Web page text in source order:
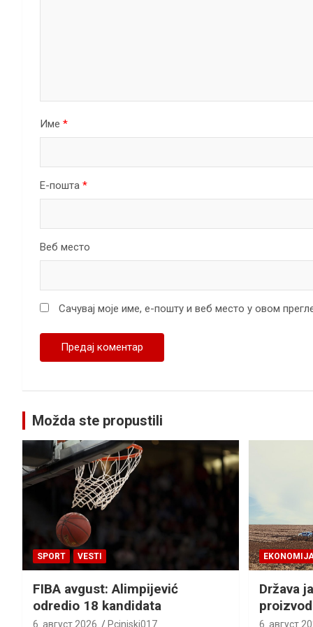
Име *
Е-пошта *
Веб место
Сачувај моје име, е-пошту и веб место у овом
Možda ste propustili
SPORT VESTI
FIBA avgust: Alimpijević
odredio 18 kandidata
6. август 2026. Pcinjski017
Država
6. август